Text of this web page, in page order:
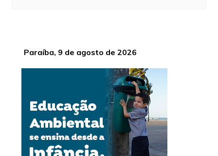
Paraíba, 9 de agosto de 2026